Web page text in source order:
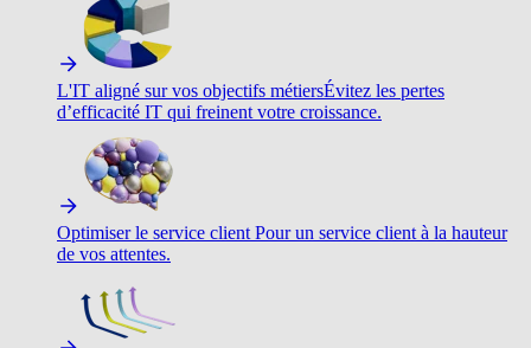
L'IT aligné sur vos objectifs métiersÉvitez les pertes
d’efficacité IT qui freinent votre croissance.
Optimiser le service client Pour un service client à la hauteur
de vos attentes.